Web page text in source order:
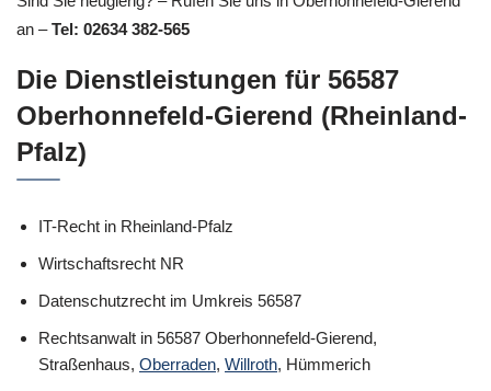
an –Tel: 02634 382-565
Die Dienstleistungen für 56587
Oberhonnefeld-Gierend (Rheinland-
Pfalz)
IT-Recht in Rheinland-Pfalz
Wirtschaftsrecht NR
Datenschutzrecht im Umkreis 56587
Rechtsanwalt in 56587 Oberhonnefeld-Gierend,
Straßenhaus, Oberraden, Willroth, Hümmerich